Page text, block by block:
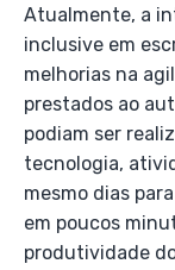
Atualmente, a
inclusive em
melhorias na
prestados ao
podiam ser
tecnologia,
mesmo dias
em poucos
produtividade